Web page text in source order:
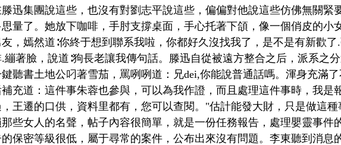
迅集團說這些，也沒有對劉志平說這些，偏偏對他說這些仿佛無關緊
量了。她放下咖啡，手肘支撐桌面，手心托著下頜，像一個俏皮的小
，嫣然道∶你終于想到聯系我啦，你都好久沒找我了，是不是有新歡了
繃著臉，說道∶狗長老讓我傳句話。滕迅自從被遠方整合之后，派系之
聽書土地公叼著雪茄，罵咧咧道：兄dei,你能說普通話嗎。渾身充滿
充道：這件事朱蓉也參與，可以為我作證，而且處理這件事時，我是
王遷的口供，資料里都有，您可以查閱。"估計能發大財，只是做這種
些女人的名聲，帖子內容很簡單，就是一份任務報告，處理嬰靈事件
保密等級很低，屬于尋常的案件，公布出來沒有問題。李東聽到消息